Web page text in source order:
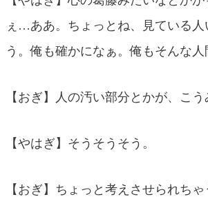
ぇ…ああ。ちょっとね、見ている
う。俺も確かになぁ。俺もそんな
【おぎ】人の汚い部分とかが、こう
【やはぎ】そうそうそう。
【おぎ】ちょっと考えさせられちゃ